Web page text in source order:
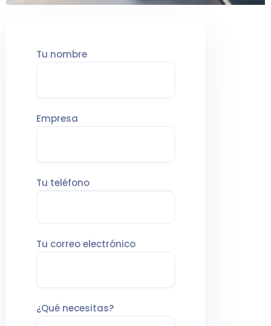
Tu nombre
Empresa
Tu teléfono
Tu correo electrónico
¿Qué necesitas?